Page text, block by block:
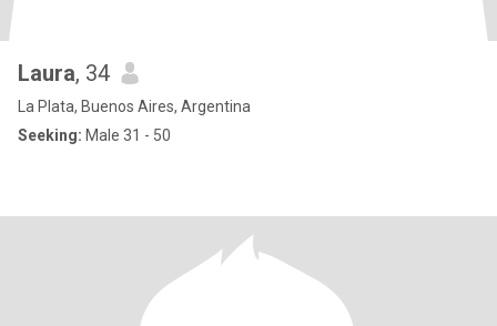
Laura, 34
La Plata, Buenos Aires, Argentina
Seeking: Male 31 - 50